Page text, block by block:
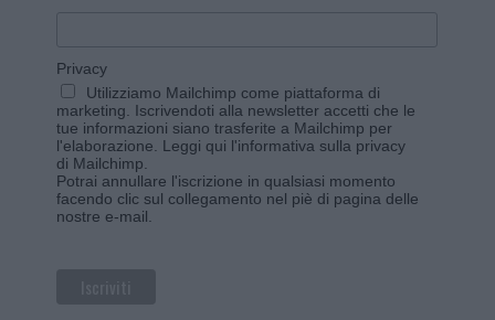
Privacy
Utilizziamo Mailchimp come piattaforma di
marketing. Iscrivendoti alla newsletter accetti che le
tue informazioni siano trasferite a Mailchimp per
l'elaborazione. Leggi qui l'informativa sulla privacy
di Mailchimp
Potrai annullare l'iscrizione in qualsiasi momento
facendo clic sul collegamento nel piè di pagina delle
nostre e-mail.